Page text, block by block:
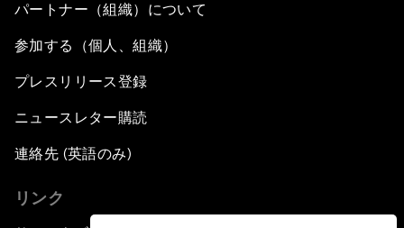
パートナー（組織）について
参加する（個人、組織）
プレスリリース登録
ニュースレター購読
連絡先 (英語のみ)
リンク